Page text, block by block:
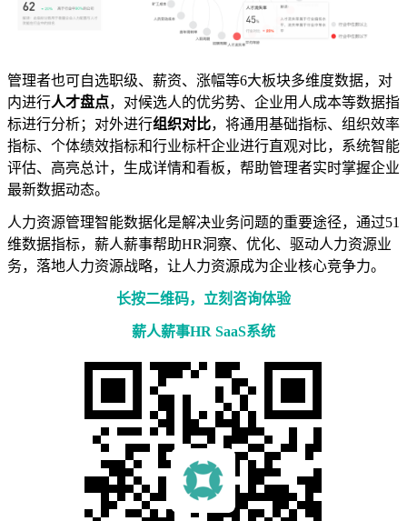
管理者也可自选职级、薪资、涨幅等6大板块多维度数据，对
内进行人才盘点，对候选人的优劣势、企业用人成本等数据指
标进行分析；对外进行组织对比，将通用基础指标、组织效率
指标、个体绩效指标和行业标杆企业进行直观对比，系统智能
评估、高亮总计，生成详情和看板，帮助管理者实时掌握企业
最新数据动态。
人力资源管理智能数据化是解决业务问题的重要途径，通过51
维数据指标，薪人薪事帮助HR洞察、优化、驱动人力资源业
务，落地人力资源战略，让人力资源成为企业核心竞争力。
长按二维码，立刻咨询体验
薪人薪事HR SaaS系统